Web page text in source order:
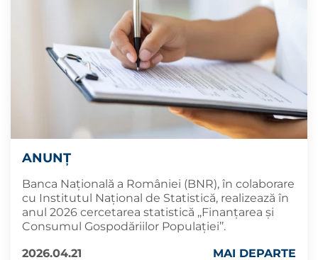
ANUNȚ
Banca Națională a României (BNR), în colaborare
cu Institutul Național de Statistică, realizează în
anul 2026 cercetarea statistică ,,Finanțarea și
Consumul Gospodăriilor Populației’’.
2026.04.21
MAI DEPARTE